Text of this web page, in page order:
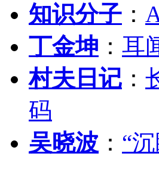
知识分子 ：
丁金坤 ： 耳
村夫日记 ：
码
吴晓波 ： “